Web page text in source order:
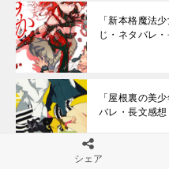
「新本格魔法
じ・ネタバレ
「屋根裏の美
バレ・長文感想
シェア